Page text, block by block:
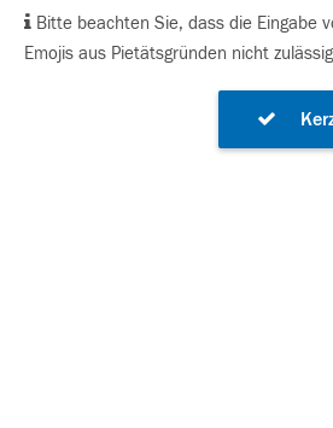
Bitte beachten Sie, dass die Eingabe
Emojis aus Pietätsgründen nicht